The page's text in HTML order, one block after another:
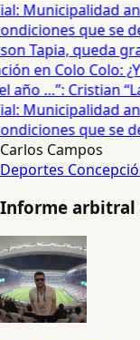
Municipalidad
que se
Tapia, queda
en Colo Colo:
…”: Cristian
Municipalidad
que se
Carlos Campos
Deportes
Informe arbitral